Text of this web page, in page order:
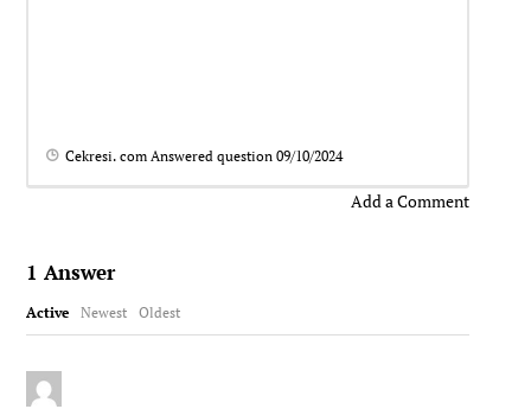
Cekresi. com Answered question09/10/2024
Add a Comment
1 Answer
Active Newest Oldest